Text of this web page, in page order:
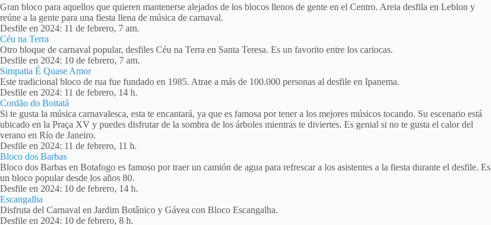
Gran bloco para aquellos que quieren mantenerse alejados de los blocos llenos de gente en el Centro. Areia desfila en Leblon y
reúne a la gente para una fiesta llena de música de carnaval.
Desfile en 2024: 11 de febrero, 7 am.
Céu na Terra
Otro bloque de carnaval popular, desfiles Céu na Terra en Santa Teresa. Es un favorito entre los cariocas.
Desfile en 2024: 10 de febrero, 7 am.
Simpatia É Quase Amor
Este tradicional bloco de rua fue fundado en 1985. Atrae a más de 100.000 personas al desfile en Ipanema.
Desfile en 2024: 11 de febrero, 14 h.
Cordão do Boitatá
Si te gusta la música carnavalesca, esta te encantará, ya que es famosa por tener a los mejores músicos tocando. Su escenario está
ubicado en la Praça XV y puedes disfrutar de la sombra de los árboles mientras te diviertes. Es genial si no te gusta el calor del
verano en Río de Janeiro.
Desfile en 2024: 11 de febrero, 11 h.
Bloco dos Barbas
Bloco dos Barbas en Botafogo es famoso por traer un camión de agua para refrescar a los asistentes a la fiesta durante el desfile. Es
un bloco popular desde los años 80.
Desfile en 2024: 10 de febrero, 14 h.
Escangalha
Disfruta del Carnaval en Jardim Botânico y Gávea con Bloco Escangalha.
Desfile en 2024: 10 de febrero, 8 h.